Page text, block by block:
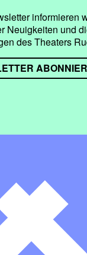
informieren
Neuigkeiten und
des Theaters